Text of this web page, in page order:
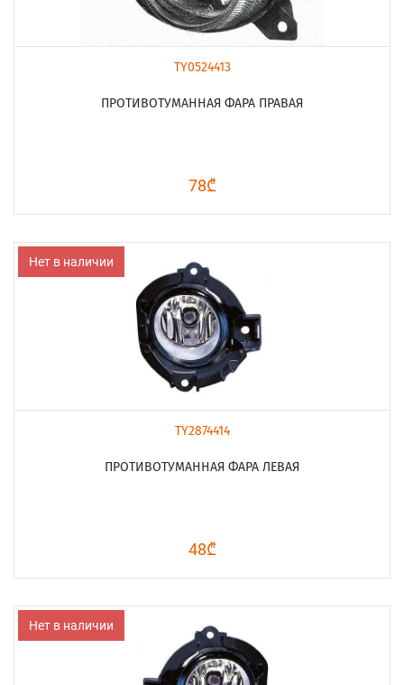
TY0524413
ПРОТИВОТУМАННАЯ ФАРА ПРАВАЯ
78₾
Нет в наличии
TY2874414
ПРОТИВОТУМАННАЯ ФАРА ЛЕВАЯ
48₾
Нет в наличии